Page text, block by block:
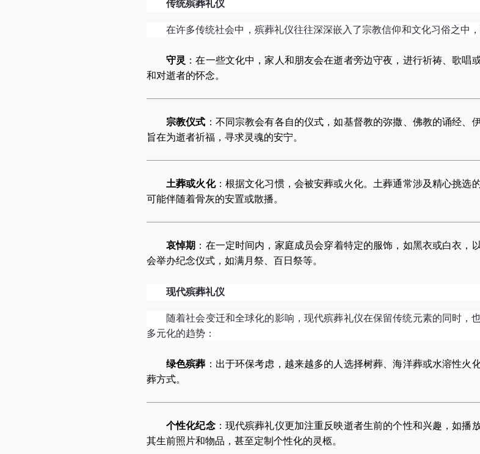
传统殡葬礼仪
在许多传统社会中，殡葬礼仪往往深深嵌入了宗教信仰和文化习俗之中
守灵 ：在一些文化中，家人和朋友会在逝者旁边守夜，进行祈祷、歌唱
和对逝者的怀念。
宗教仪式 ：不同宗教会有各自的仪式，如基督教的弥撒、佛教的诵经、
旨在为逝者祈福，寻求灵魂的安宁。
土葬或火化：根据文化习惯，会被安葬或火化。土葬通常涉及精心挑选
可能伴随着骨灰的安置或散播。
哀悼期 ：在一定时间内，家庭成员会穿着特定的服饰，如黑衣或白衣，
会举办纪念仪式，如满月祭、百日祭等。
现代殡葬礼仪
随着社会变迁和全球化的影响，现代殡葬礼仪在保留传统元素的同时，
多元化的趋势：
绿色殡葬 ：出于环保考虑，越来越多的人选择树葬、海洋葬或水溶性火
葬方式。
个性化纪念：现代殡葬礼仪更加注重反映逝者生前的个性和兴趣，如播
其生前照片和物品，甚至定制个性化的灵柩。